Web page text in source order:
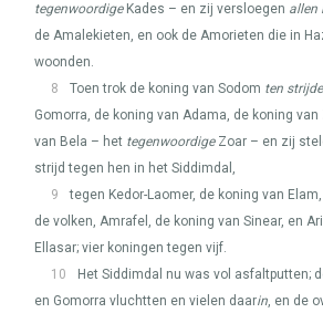
tegenwoordigeKades – en zij versloegen allen
de Amalekieten, en ook de Amorieten die in
woonden.
8
Toen trok de koning van Sodom ten strijde
Gomorra, de koning van Adama, de koning
van Bela – het tegenwoordigeZoar – en zij
strijd tegen hen in het Siddimdal,
9
tegen Kedor-Laomer, de koning van
de volken, Amrafel, de koning van Sinear, en
Ellasar; vier koningen tegen vijf.
10
Het Siddimdal nu was vol asfaltputten;
en Gomorra vluchtten en vielen daarin, en de